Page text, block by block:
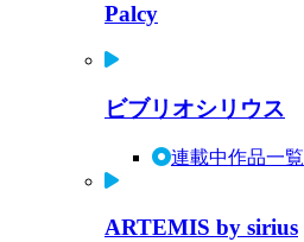
Palcy
ビブリオシリウス
連載中作品一覧
ARTEMIS by sirius